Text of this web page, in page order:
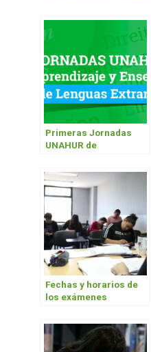
Primeras Jornadas
UNAHUR de
Enseñanza de Lenguas
Extranjeras
Fechas y horarios de
los exámenes